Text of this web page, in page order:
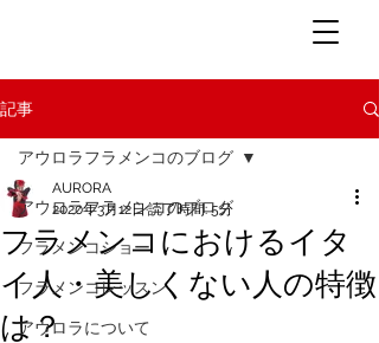
記事
アウロラフラメンコのブログ
フラメンコショー
フラメンコレッスン
アウロラについて
アウロラフラメンコのブログ
フラメンコにおけるイタ
イ人・美しくない人の特徴
は？
AURORA
2020年3月12日読了時間: 5分